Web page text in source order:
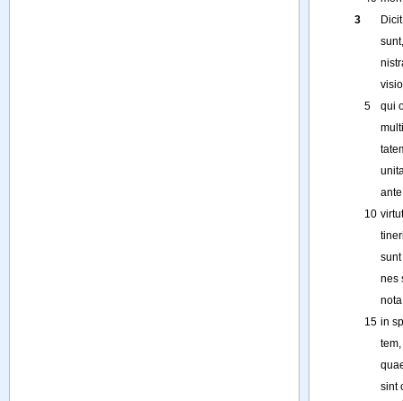
3
Dicit
sunt
5
qui
ante
10
sunt
nes
nota
15 in
tem,
sint